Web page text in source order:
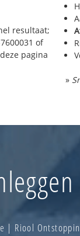
resultaat;
of
pagina
»
| Riool